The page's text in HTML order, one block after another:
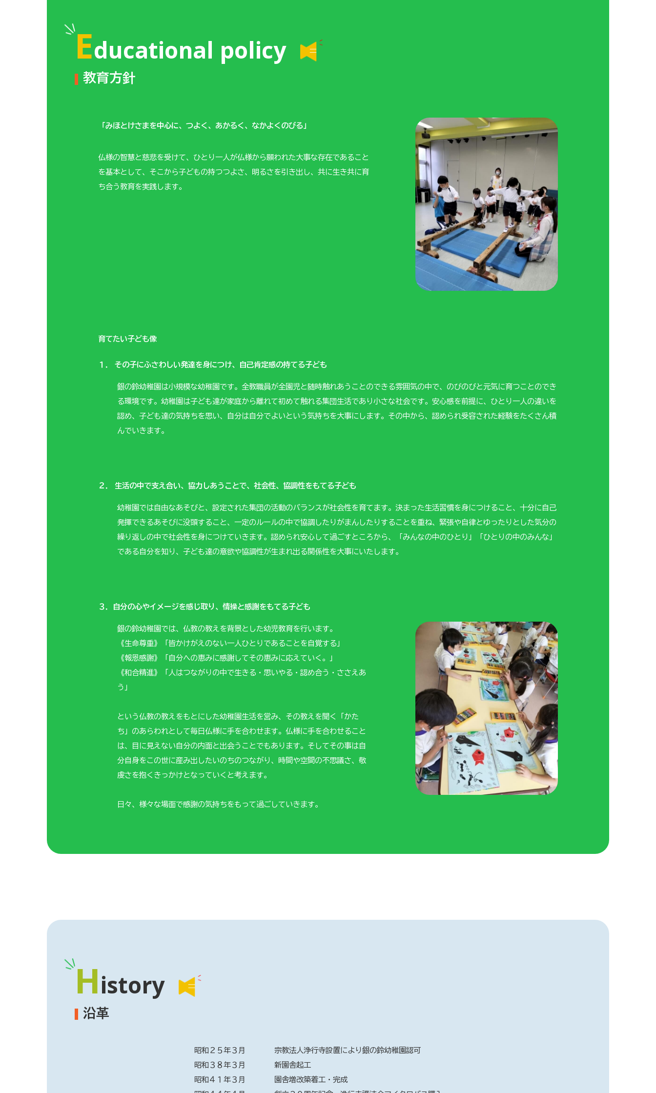
Educational policy
教育方針
「みほとけさまを中心に、つよく、あかるく、なかよくのびる」
仏様の智慧と慈悲を受けて、ひとり一人が仏様から願われた大事な存在であること
を基本として、そこから子どもの持つつよさ、明るさを引き出し、共に生き共に育
ち合う教育を実践します。
育てたい子ども像
１． その子にふさわしい発達を身につけ、自己肯定感の持てる子ども
銀の鈴幼稚園は小規模な幼稚園です。全教職員が全園児と随時触れあうことのできる雰囲気の中で、のびのびと元気に育つことのでき
る環境です。幼稚園は子ども達が家庭から離れて初めて触れる集団生活であり小さな社会です。安心感を前提に、ひとり一人の違いを
認め、子ども達の気持ちを思い、自分は自分でよいという気持ちを大事にします。その中から、認められ受容された経験をたくさん積
んでいきます。
２． 生活の中で支え合い、協力しあうことで、社会性、協調性をもてる子ども
幼稚園では自由なあそびと、設定された集団の活動のバランスが社会性を育てます。決まった生活習慣を身につけること、十分に自己
発揮できるあそびに没頭すること、一定のルールの中で協調したりがまんしたりすることを重ね、緊張や自律とゆったりとした気分の
繰り返しの中で社会性を身につけていきます。認められ安心して過ごすところから、「みんなの中のひとり」「ひとりの中のみんな」
である自分を知り、子ども達の意欲や協調性が生まれ出る関係性を大事にいたします。
３．自分の心やイメージを感じ取り、情操と感謝をもてる子ども
銀の鈴幼稚園では、仏教の教えを背景とした幼児教育を行います。
《生命尊重》「皆かけがえのない一人ひとりであることを自覚する」
《報恩感謝》「自分への恵みに感謝してその恵みに応えていく。」
《和合精進》「人はつながりの中で生きる・思いやる・認め合う・ささえあ
う」
という仏教の教えをもとにした幼稚園生活を営み、その教えを聞く「かた
ち」のあらわれとして毎日仏様に手を合わせます。仏様に手を合わせること
は、目に見えない自分の内面と出会うことでもあります。そしてその事は自
分自身をこの世に産み出したいのちのつながり、時間や空間の不思議さ、敬
虔さを抱くきっかけとなっていくと考えます。
日々、様々な場面で感謝の気持ちをもって過ごしていきます。
History
沿革
昭和２５年３月
宗教法人浄行寺設置により銀の鈴幼稚園認可
昭和３８年３月
新園舎起工
昭和４１年３月
園舎増改築着工・完成